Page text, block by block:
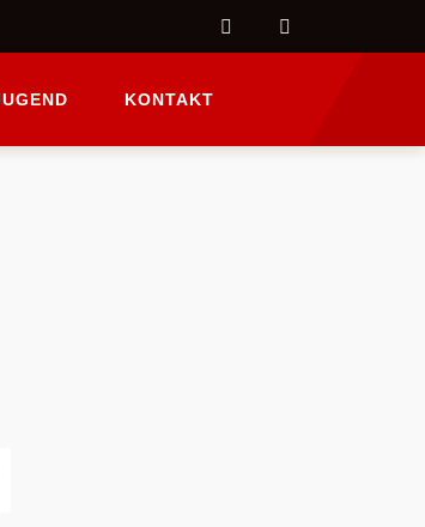
KONTAKT